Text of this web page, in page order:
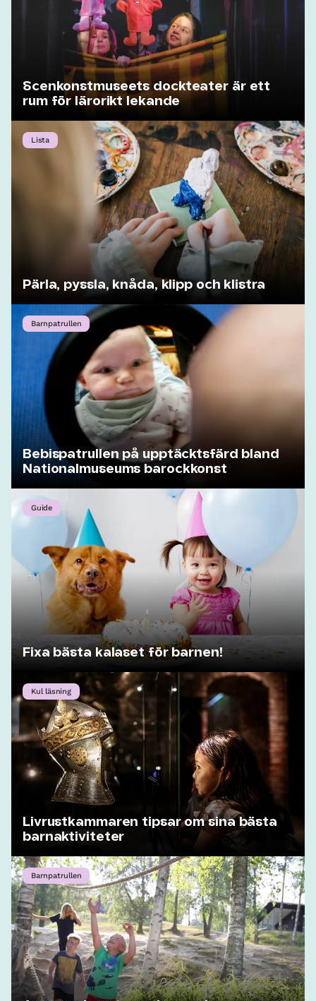
Scenkonstmuseets dockteater är ett
rum för lärorikt lekande
Lista
Pärla, pyssla, knåda, klipp och klistra
Barnpatrullen
Bebispatrullen på upptäcktsfärd bland
Nationalmuseums barockkonst
Guide
Fixa bästa kalaset för barnen!
Kul läsning
Livrustkammaren tipsar om sina bästa
barnaktiviteter
Barnpatrullen